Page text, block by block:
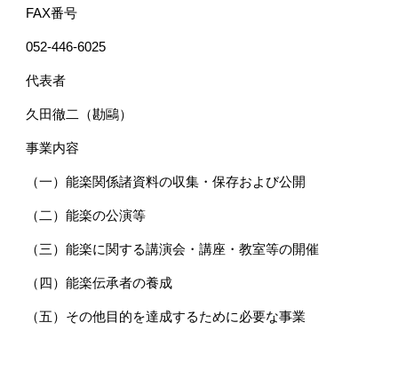
FAX番号
052-446-6025
代表者
久田徹二（勘鷗）
事業内容
（一）能楽関係諸資料の収集・保存および公開
（二）能楽の公演等
（三）能楽に関する講演会・講座・教室等の開催
（四）能楽伝承者の養成
（五）その他目的を達成するために必要な事業